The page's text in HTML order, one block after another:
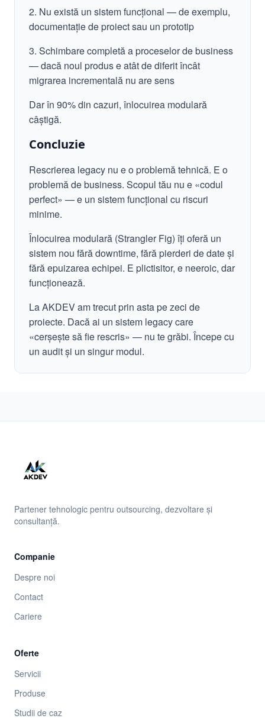
2. Nu există un sistem funcțional — de exemplu,
documentație de proiect sau un prototip
3. Schimbare completă a proceselor de business
— dacă noul produs e atât de diferit încât
migrarea incrementală nu are sens
Dar în 90% din cazuri, înlocuirea modulară
câștigă.
Concluzie
Rescrierea legacy nu e o problemă tehnică. E o
problemă de business. Scopul tău nu e «codul
perfect» — e un sistem funcțional cu riscuri
minime.
Înlocuirea modulară (Strangler Fig) îți oferă un
sistem nou fără downtime, fără pierderi de date și
fără epuizarea echipei. E plictisitor, e neeroic, dar
funcționează.
La AKDEV am trecut prin asta pe zeci de
proiecte. Dacă ai un sistem legacy care
«cerșește să fie rescris» — nu te grăbi. Începe cu
un audit și un singur modul.
Partener tehnologic pentru outsourcing, dezvoltare și
consultanță.
Companie
Despre noi
Contact
Cariere
Oferte
Servicii
Produse
Studii de caz